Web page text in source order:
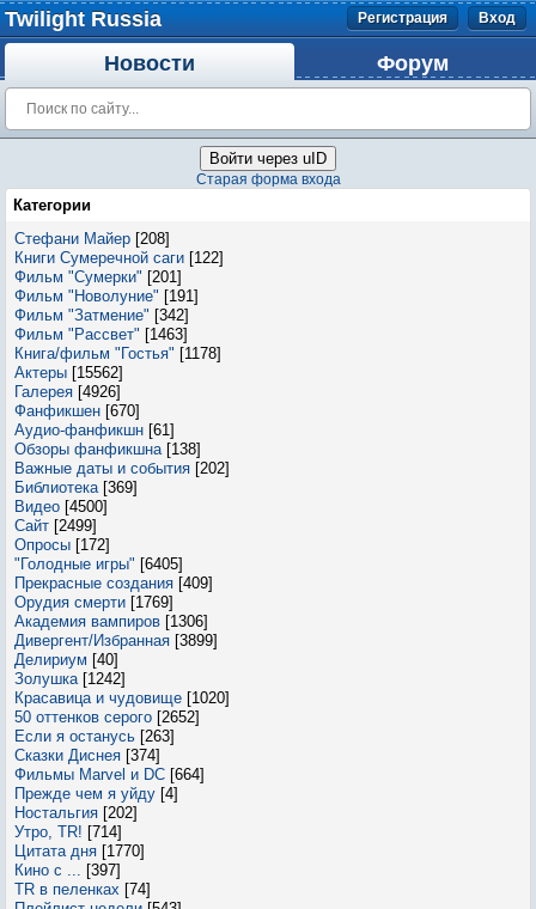
Twilight Russia Регистрация Вход
Новости Форум
Войти через uID
Старая форма входа
Категории
Стефани Майер [208]
Книги Сумеречной саги [122]
Фильм "Сумерки" [201]
Фильм "Новолуние" [191]
Фильм "Затмение" [342]
Фильм "Рассвет" [1463]
Книга/фильм "Гостья" [1178]
Актеры [15562]
Галерея [4926]
Фанфикшен [670]
Аудио-фанфикшн [61]
Обзоры фанфикшна [138]
Важные даты и события [202]
Библиотека [369]
Видео [4500]
Сайт [2499]
Опросы [172]
"Голодные игры" [6405]
Прекрасные создания [409]
Орудия смерти [1769]
Академия вампиров [1306]
Дивергент/Избранная [3899]
Делириум [40]
Золушка [1242]
Красавица и чудовище [1020]
50 оттенков серого [2652]
Если я останусь [263]
Сказки Диснея [374]
Фильмы Marvel и DC [664]
Прежде чем я уйду [4]
Ностальгия [202]
Утро, TR! [714]
Цитата дня [1770]
Кино с ... [397]
TR в пеленках [74]